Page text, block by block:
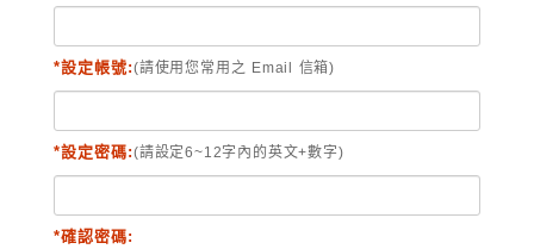
*設定帳號:(請使用您常用之 Email 信箱)
*設定密碼:(請設定6~12字內的英文+數字)
*確認密碼: